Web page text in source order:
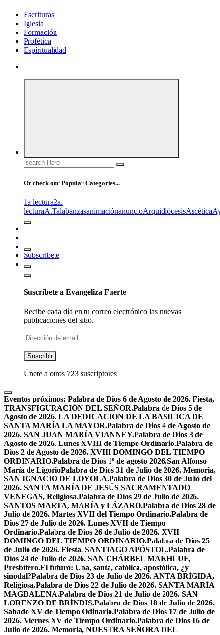
Escrituras
Iglesia
Formación
Profética
Espíritualidad
Search
for:
Or check our Popular Categories...
1a lectura2a.
lecturaA.TalabanzasanimaciónanuncioArquidiócesisAscética
Subscribete
Suscríbete a Evangeliza Fuerte
Recibe cada día en tu correo electrónico las nuevas
publicaciones del sitio.
Dirección
de
email
Suscribir
Únete a otros 723 suscriptores
Eventos próximos: Palabra de Dios 6 de Agosto de 2026. Fiesta,
TRANSFIGURACIÓN DEL SEÑOR.Palabra de Dios 5 de
Agosto de 2026. LA DEDICACIÓN DE LA BASÍLICA DE
SANTA MARÍA LA MAYOR.Palabra de Dios 4 de Agosto de
2026. SAN JUAN MARÍA VIANNEY.Palabra de Dios 3 de
Agosto de 2026. Lunes XVIII de Tiempo Ordinario.Palabra de
Dios 2 de Agosto de 2026. XVIII DOMINGO DEL TIEMPO
ORDINARIO.Palabra de Dios 1º de agosto 2026.San Alfonso
María de LigorioPalabra de Dios 31 de Julio de 2026. Memoria,
SAN IGNACIO DE LOYOLA.Palabra de Dios 30 de Julio del
2026. SANTA MARÍA DE JESÚS SACRAMENTADO
VENEGAS, Religiosa.Palabra de Dios 29 de Julio de 2026.
SANTOS MARTA, MARÍA y LÁZARO.Palabra de Dios 28 de
Julio de 2026. Martes XVII del Tiempo Ordinario.Palabra de
Dios 27 de Julio de 2026. Lunes XVII de Tiempo
Ordinario.Palabra de Dios 26 de Julio de 2026. XVII
DOMINGO DEL TIEMPO ORDINARIO.Palabra de Dios 25
de Julio de 2026. Fiesta, SANTIAGO APÓSTOL.Palabra de
Dios 24 de Julio de 2026. SAN CHÁRBEL MAKHLUF,
Presbítero.El futuro: Una, santa, católica, apostólica, ¿y
sinodal?Palabra de Dios 23 de Julio de 2026. ANTA BRÍGIDA,
Religiosa.Palabra de Dios 22 de Julio de 2026. SANTA MARÍA
MAGDALENA.Palabra de Dios 21 de Julio de 2026. SAN
LORENZO DE BRÍNDIS.Palabra de Dios 18 de Julio de 2026.
Sabado XV de Tiempo Odinario.Palabra de Dios 17 de Julio de
2026. Viernes XV de Tiempo Ordinario.Palabra de Dios 16 de
Julio de 2026. Memoria, NUESTRA SEÑORA DEL